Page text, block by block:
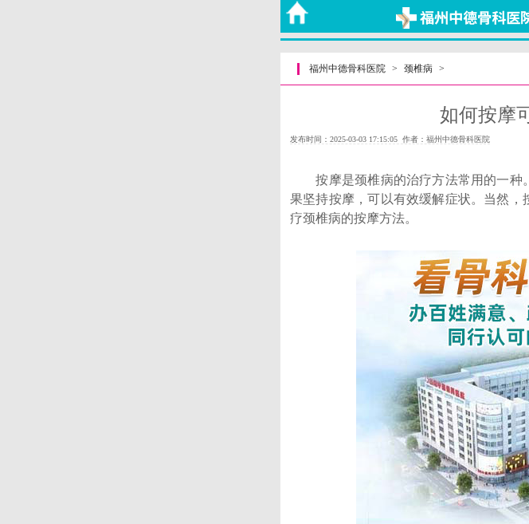
福州中德骨科医院 > 颈椎病 >
如何按摩
发布时间：2025-03-03 17:15:05 作者：福州中德骨科医院
按摩是颈椎病的治疗方法常用的一种
果坚持按摩，可以有效缓解症状。当然
疗颈椎病的按摩方法。